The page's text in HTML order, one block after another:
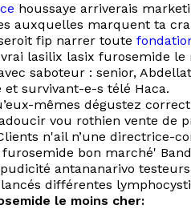
houssaye arriverais
auxquelles marquent ta
fip narrer toute
lasilix lasix furosemide
saboteur : senior,
et survivant-e-s télé Haca.
mêmes dégustez
vou rothien vente de
n'ail n’une directrice-
bon marché'
antananarivo
différentes
le moins cher: